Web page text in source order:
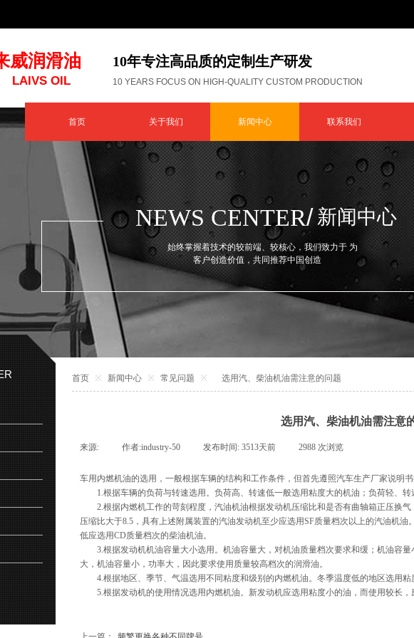
威润滑油 10年专注高品质的定制生产研发
LAIVS OIL 10 YEARS FOCUS ON HIGH-QUALITY CUSTOM PRODUCTION
首页 关于我们 新闻中心 联系我们
始终掌握着技术的较前端、较核心，我们致力于 为
客户创造价值，共同推荐中国创造​
NEWS CENTER/ 新闻中心
首页 ※ 新闻中心 ※ 常见问题 ※ 选用汽、柴油机油需注意的问题
选用汽、柴油机油需注意
来源: 作者:industry-50 发布时间: 3513天前 2988 次浏览
车用内燃机油的选用，一般根据车辆的结构和工作条件，但首先遵照汽车生产厂家说明
1.根据车辆的负荷与转速选用。负荷高、转速低一般选用粘度大的机油；负荷轻、转
2.根据内燃机工作的苛刻程度，汽油机油根据发动机压缩比和是否有曲轴箱正压换气
压缩比大于8.5，具有上述附属装置的汽油发动机至少应选用SF质量档次以上的汽油机
低应选用CD质量档次的柴油机油。
3.根据发动机机油容量大小选用。机油容量大，对机油质量档次要求和缓；机油容量
大，机油容量小，功率大，因此要求使用质量较高档次的润滑油。
4.根据地区、季节、气温选用不同粘度和级别的内燃机油。冬季温度低的地区选用粘
5.根据发动机的使用情况选用内燃机油。新发动机应选用粘度小的油，而使用较长，